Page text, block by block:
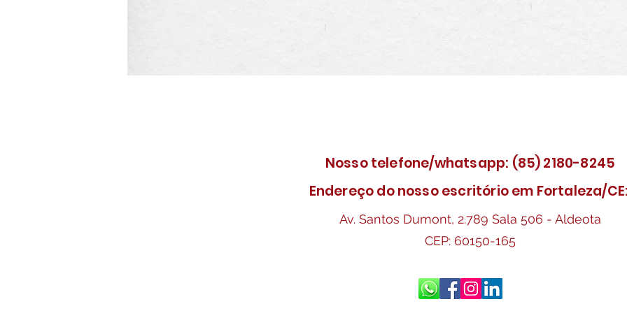
Nosso telefone/whatsapp: (85) 2180-8245
Endereço do nosso escritório em Fortaleza/
Av. Santos Dumont, 2.789 Sala 506 - Aldeota
CEP: 60150-165